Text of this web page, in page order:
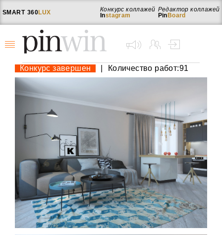
SMART 360LUX
Редактор коллажей
Pin Board
Конкурс коллажей
Instagram
Конкурс завершен Количество работ:91